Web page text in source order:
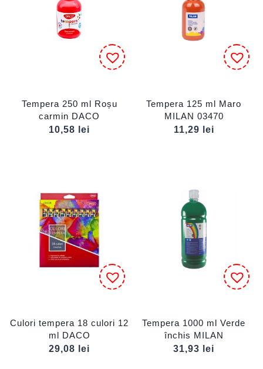
Tempera 250 ml Roșu
carmin DACO
10,58
lei
Tempera 125 ml Maro
MILAN 03470
11,29
lei
Culori tempera 18 culori 12
ml DACO
29,08
lei
Tempera 1000 ml Verde
închis MILAN
31,93
lei